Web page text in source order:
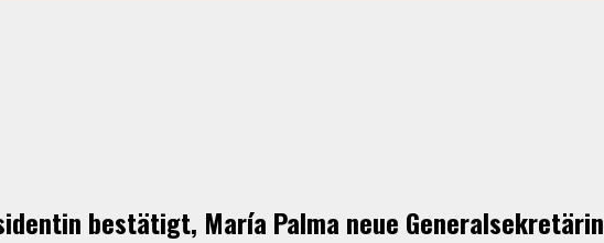
bestätigt, María Palma neue Generalsekretärin